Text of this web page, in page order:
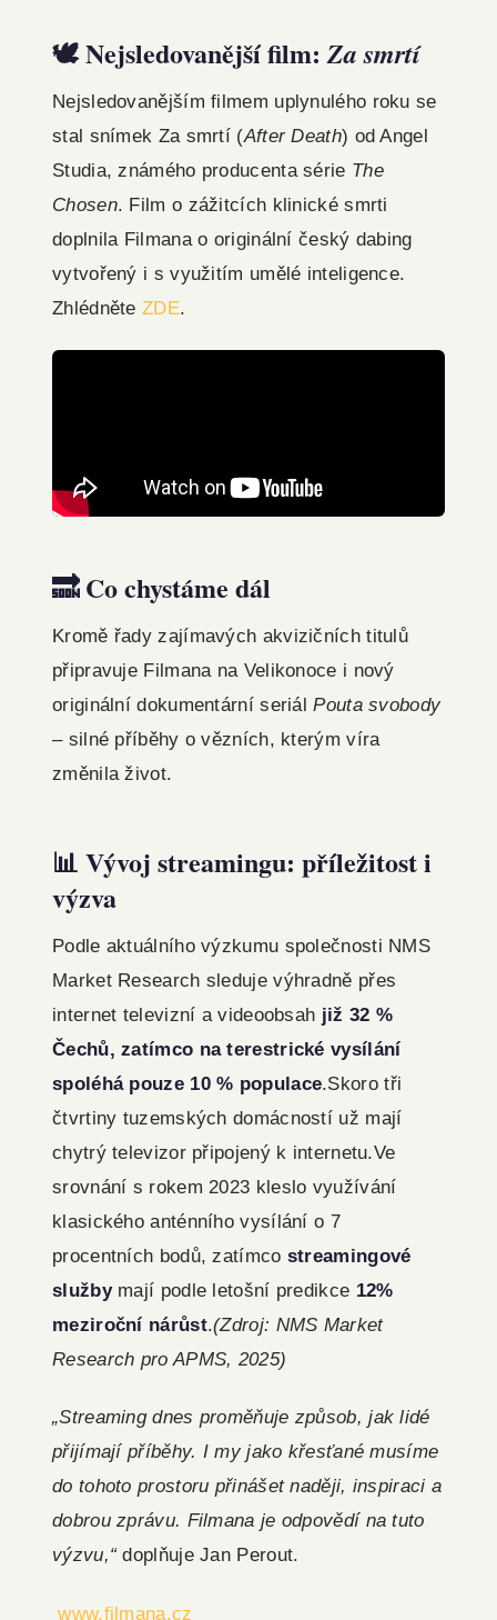
🕊️ Nejsledovanější film:Za smrtí
Nejsledovanějším filmem uplynulého roku se
stal snímek Za smrtí (After Death) od Angel
Studia, známého producenta série The
Chosen. Film o zážitcích klinické smrti
doplnila Filmana o originální český dabing
vytvořený i s využitím umělé inteligence.
ZhlédněteZDE.
🔜 Co chystáme dál
Kromě řady zajímavých akvizičních titulů
připravuje Filmana na Velikonoce i nový
originální dokumentární seriálPouta svobody
– silné příběhy o vězních, kterým víra
změnila život.
📊 Vývoj streamingu: příležitost i
výzva
Podle aktuálního výzkumu společnosti NMS
Market Research sleduje výhradně přes
internet televizní a videoobsah již 32 %
Čechů, zatímco na terestrické vysílání
spoléhá pouze 10 % populace.Skoro tři
čtvrtiny tuzemských domácností už mají
chytrý televizor připojený k internetu.Ve
srovnání s rokem 2023 kleslo využívání
klasického anténního vysílání o 7
procentních bodů, zatímco streamingové
službymají podle letošní predikce 12%
meziroční nárůst.(Zdroj: NMS Market
Research pro APMS, 2025)
„Streaming dnes proměňuje způsob, jak lidé
přijímají příběhy. I my jako křesťané musíme
do tohoto prostoru přinášet naději, inspiraci a
dobrou zprávu. Filmana je odpovědí na tuto
výzvu,“ doplňuje Jan Perout.
www.filmana.cz